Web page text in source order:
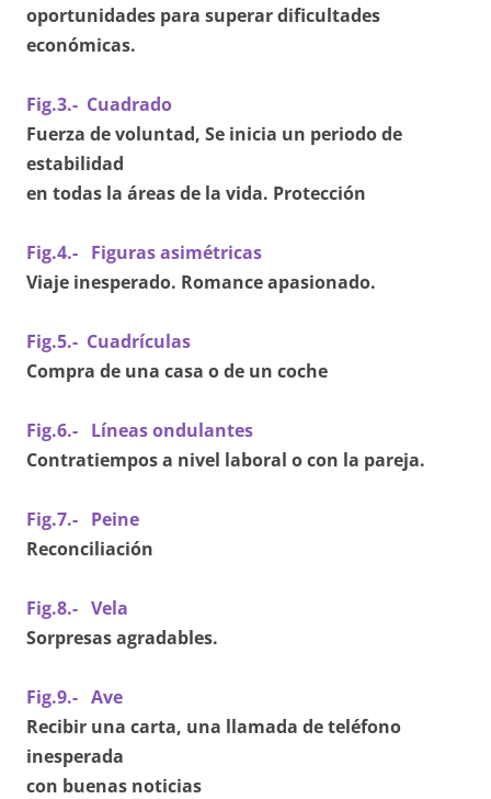
oportunidades para superar dificultades
económicas.
Fig.3.- Cuadrado
Fuerza de voluntad, Se inicia un periodo de
estabilidad
en todas la áreas de la vida. Protección
Fig.4.- Figuras asimétricas
Viaje inesperado. Romance apasionado.
Fig.5.- Cuadrículas
Compra de una casa o de un coche
Fig.6.- Líneas ondulantes
Contratiempos a nivel laboral o con la pareja.
Fig.7.- Peine
Reconciliación
Fig.8.- Vela
Sorpresas agradables.
Fig.9.- Ave
Recibir una carta, una llamada de teléfono
inesperada
con buenas noticias